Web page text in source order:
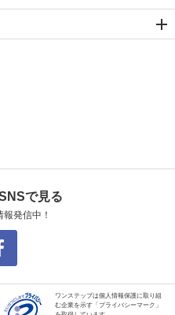
で見る
発信中！
ワンステップは個人情報保護に取り組
む企業を示す「プライバシーマーク」